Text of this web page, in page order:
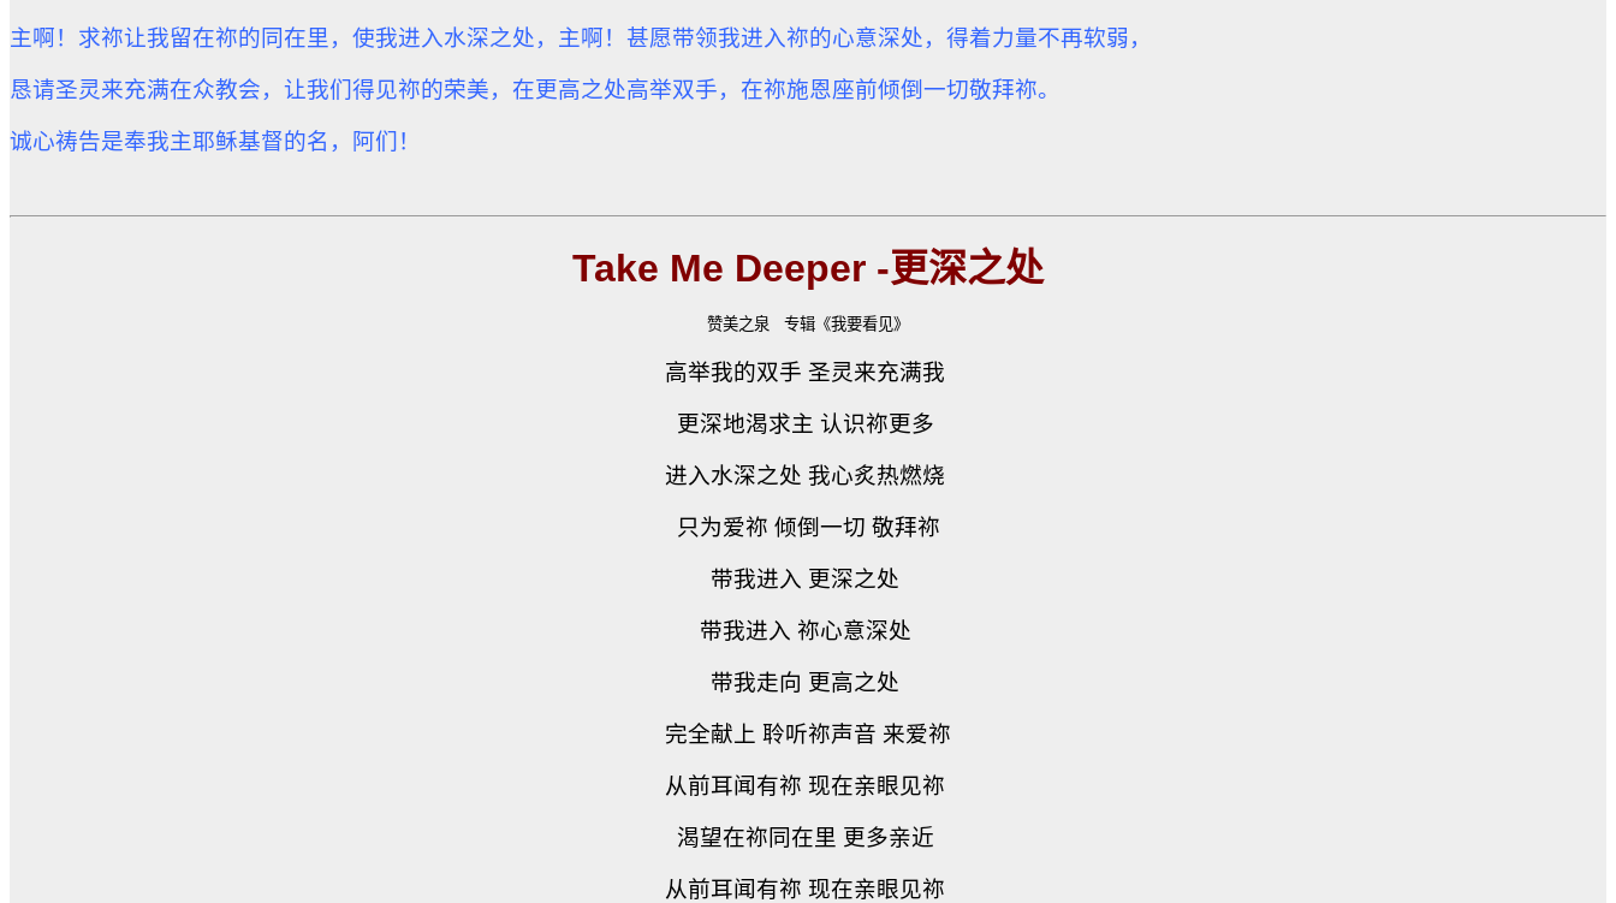
主啊！求祢让我留在祢的同在里，使我进入水深之处， 主啊！甚愿带领我进入祢的心意深处，得着力量不再软弱，
恳请圣灵来充满在众教会，让我们得见祢的荣美， 在更高之处高举双手，在祢施恩座前倾倒一切敬拜祢。
诚心祷告是奉我主耶稣基督的名，阿们！
Take Me Deeper -更深之处
赞美之泉 专辑《我要看见》
高举我的双手 圣灵来充满我
更深地渴求主 认识祢更多
进入水深之处 我心炙热燃烧
只为爱祢 倾倒一切 敬拜祢
带我进入 更深之处
带我进入 祢心意深处
带我走向 更高之处
完全献上 聆听祢声音 来爱祢
从前耳闻有祢 现在亲眼见祢
渴望在祢同在里 更多亲近
从前耳闻有祢 现在亲眼见祢